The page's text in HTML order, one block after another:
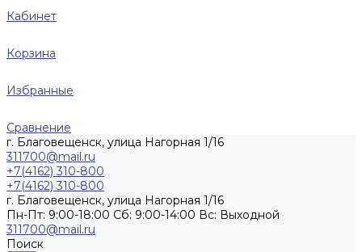
Кабинет
Корзина
Избранные
Сравнение
г. Благовещенск, улица Нагорная 1/16
311700@mail.ru
+7(4162) 310-800
+7(4162) 310-800
г. Благовещенск, улица Нагорная 1/16
Пн-Пт: 9:00-18:00 Cб: 9:00-14:00 Вс: Выходной
311700@mail.ru
Поиск